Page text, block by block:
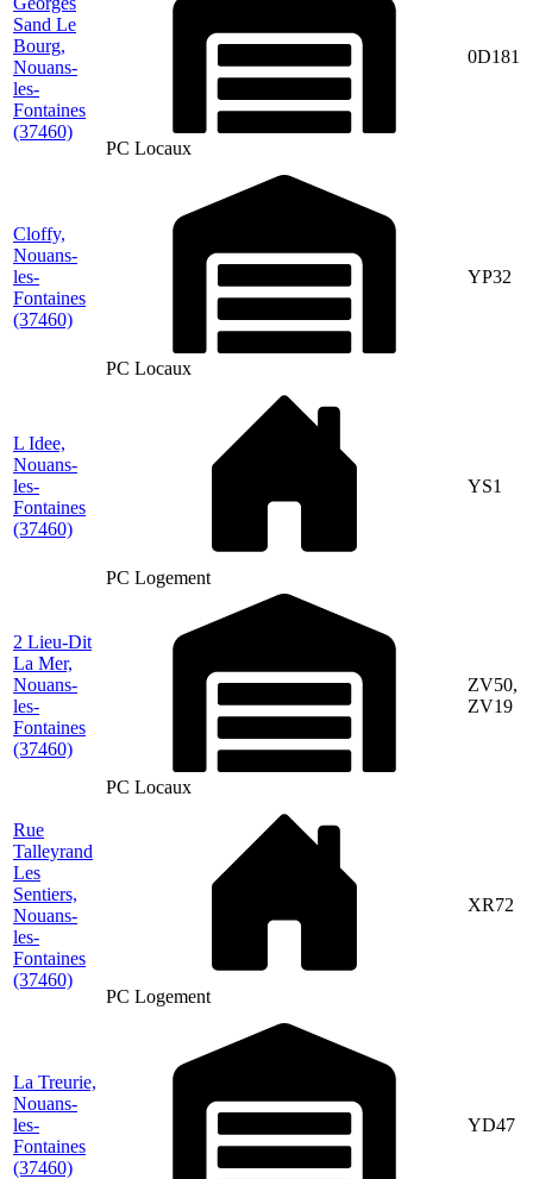
Sand Le
Bourg,
Nouans-
les-
Fontaines
(37460)
PC Locaux
0D181
Cloffy,
Nouans-
les-
Fontaines
(37460)
PC Locaux
YP32
L Idee,
Nouans-
les-
Fontaines
(37460)
PC Logement
YS1
2 Lieu-Dit
La Mer,
Nouans-
les-
Fontaines
(37460)
PC Locaux
ZV50,
ZV19
Rue
Talleyrand
Les
Sentiers,
Nouans-
les-
Fontaines
(37460)
PC Logement
XR72
La Treurie,
Nouans-
les-
Fontaines
(37460)
YD47